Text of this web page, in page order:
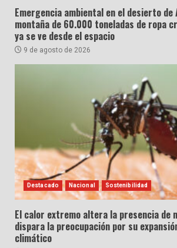
Emergencia ambiental en el desierto de
montaña de 60.000 toneladas de ropa
ya se ve desde el espacio
9 de agosto de 2026
Destacado Nacional Sostenibilidad
El calor extremo altera la presencia de
dispara la preocupación por su
climático